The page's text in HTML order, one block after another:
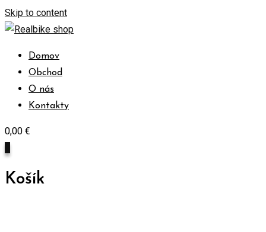
Skip to content
Domov
Obchod
O nás
Kontakty
0,00 €
Košík